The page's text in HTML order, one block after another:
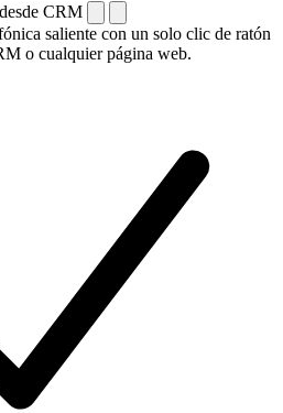
CRM
saliente con un solo clic de ratón
o cualquier página web.